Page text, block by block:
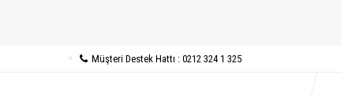
Müşteri Destek Hattı : 0212 324 1 325